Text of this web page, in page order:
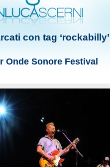
con tag ‘rockabilly’
Onde Sonore Festival